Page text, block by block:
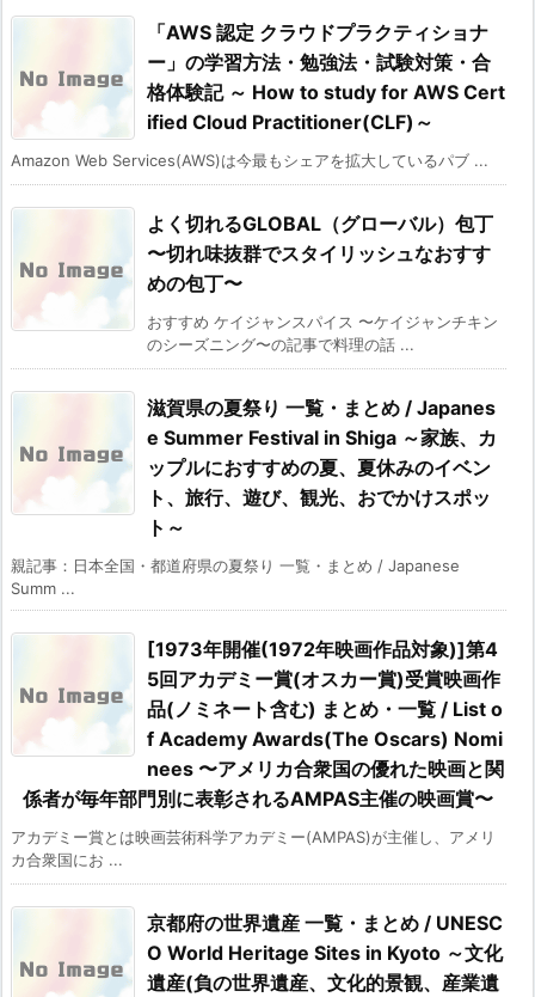
「AWS 認定 クラウドプラクティショナ
ー」の学習方法・勉強法・試験対策・合
格体験記 ～ How to study for AWS Cert
ified Cloud Practitioner(CLF)～
Amazon Web Services(AWS)は今最もシェアを拡大しているパブ ...
よく切れるGLOBAL（グローバル）包丁
〜切れ味抜群でスタイリッシュなおすす
めの包丁〜
おすすめ ケイジャンスパイス 〜ケイジャンチキン
のシーズニング〜の記事で料理の話 ...
滋賀県の夏祭り 一覧・まとめ / Japanes
e Summer Festival in Shiga ～家族、カ
ップルにおすすめの夏、夏休みのイベン
ト、旅行、遊び、観光、おでかけスポッ
ト～
親記事：日本全国・都道府県の夏祭り 一覧・まとめ / Japanese
Summ ...
[1973年開催(1972年映画作品対象)]第4
5回アカデミー賞(オスカー賞)受賞映画作
品(ノミネート含む) まとめ・一覧 / List o
f Academy Awards(The Oscars) Nomi
nees 〜アメリカ合衆国の優れた映画と関
係者が毎年部門別に表彰されるAMPAS主催の映画賞〜
アカデミー賞とは映画芸術科学アカデミー(AMPAS)が主催し、アメリ
カ合衆国にお ...
京都府の世界遺産 一覧・まとめ / UNESC
O World Heritage Sites in Kyoto ～文化
遺産(負の世界遺産、文化的景観、産業遺